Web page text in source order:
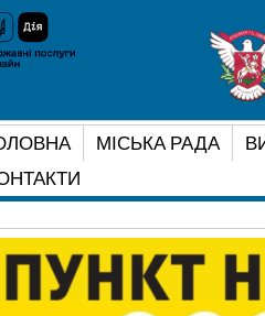
МІСЬКА РАДА